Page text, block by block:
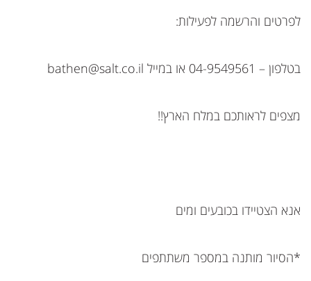
לפרטים והרשמה לפעילות:
בטלפון – 04-9549561 או במייל bathen@salt.co.il
מצפים לראותכם במלח הארץ!!
אנא הצטיידו בכובעים ומים
*הסיור מותנה במספר משתתפים